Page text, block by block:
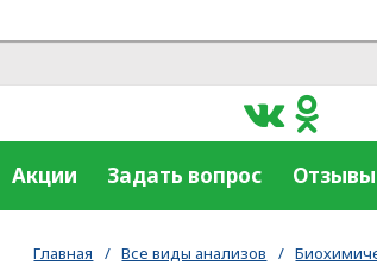
Акции Задать вопрос Отзывы
Главная / Все виды анализов /